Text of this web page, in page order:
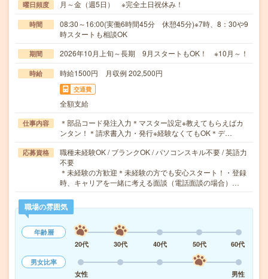
曜日頻度 月～金（週5日） ※完全土日祝休み！
時間
08:30～16:00(実働6時間45分 休憩45分)※7時、8：30や9
時スタートも相談OK
期間 2026年10月上旬～長期 9月スタートもOK！ ※10月～！
時給 時給1500円 月収例 202,500円
交通費
全額支給
仕事内容
＊部品コード発注入力＊マスター設定※教えてもらえばカ
ンタン！＊請求書入力・発行※経験なくてもOK＊デ…
応募資格
職種未経験OK / ブランクOK / パソコンスキル不要 / 英語力
不要
＊未経験の方歓迎＊未経験の方でも安心スタート！・登録
時、キャリアを一緒に考える面談（電話面談の場合）…
職場の雰囲気
年齢層
20代
30代 40代 50代
60代
男女比率
女性
男性